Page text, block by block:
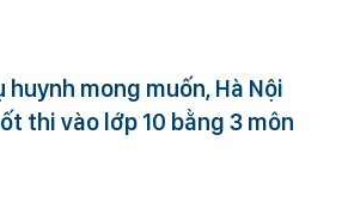
mong muốn, Hà Nội
thi vào lớp 10 bằng 3 môn